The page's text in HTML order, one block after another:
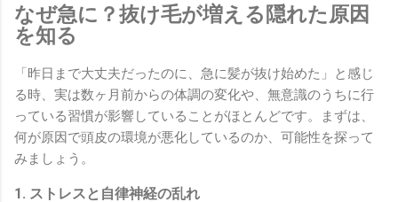
なぜ急に？抜け毛が増える隠れた原因
を知る
「昨日まで大丈夫だったのに、急に髪が抜け始めた」と感じ
る時、実は数ヶ月前からの体調の変化や、無意識のうちに行
っている習慣が影響していることがほとんどです。まずは、
何が原因で頭皮の環境が悪化しているのか、可能性を探って
みましょう。
1. ストレスと自律神経の乱れ